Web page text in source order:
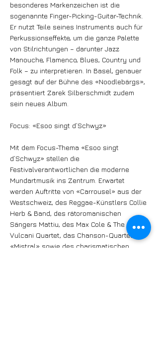
besonderes Markenzeichen ist die
sogenannte Finger-Picking-Guitar-Technik.
Er nutzt Teile seines Instruments auch für
Perkussionseffekte, um die ganze Palette
von Stilrichtungen – darunter Jazz
Manouche, Flamenco, Blues, Country und
Folk – zu interpretieren. In Basel, genauer
gesagt auf der Bühne des «Noodlebärgs»,
präsentiert Zarek Silberschmidt zudem
sein neues Album.
Focus: «Esoo singt d’Schwyz»
Mit dem Focus-Thema «Esoo singt
d’Schwyz» stellen die
Festivalverantwortlichen die moderne
Mundartmusik ins Zentrum. Erwartet
werden Auftritte von «Carrousel» aus der
Westschweiz, des Reggae-Künstlers Collie
Herb & Band, des rätoromanischen
Sängers Mattiu, des Max Cole & The
Vulcani Quartet, das Chanson-Quartett
«Mistral» sowie des charismatischen